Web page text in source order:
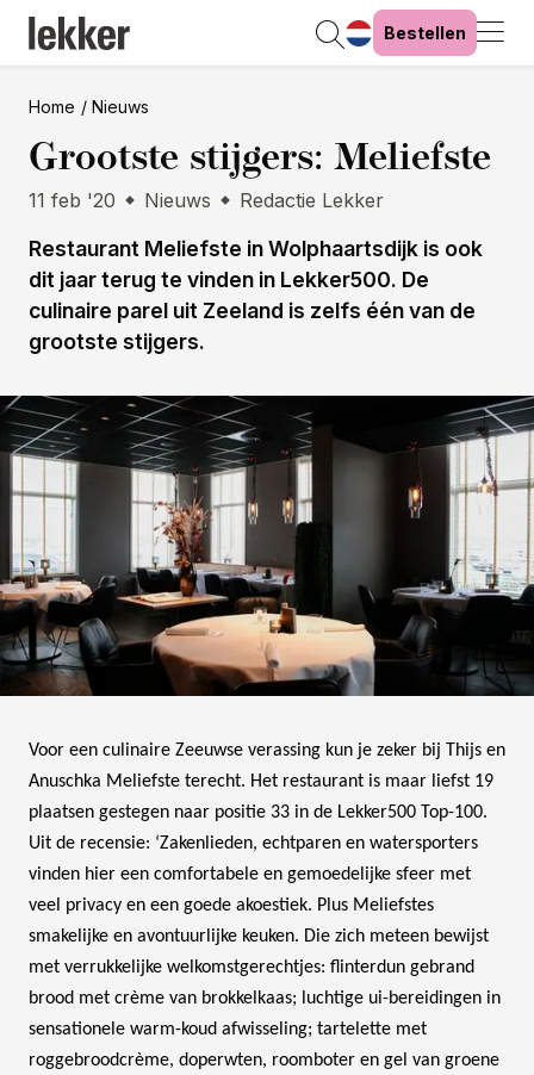
Bestellen
Home Nieuws
Grootste stijgers: Meliefste
11 feb '20 Nieuws Redactie Lekker
Restaurant Meliefste in Wolphaartsdijk is ook
dit jaar terug te vinden in Lekker500. De
culinaire parel uit Zeeland is zelfs één van de
grootste stijgers.
Voor een culinaire Zeeuwse verassing kun je zeker bij Thijs en
Anuschka Meliefste terecht. Het restaurant is maar liefst 19
plaatsen gestegen naar positie 33 in de Lekker500 Top-100.
Uit de recensie: ‘Zakenlieden, echtparen en watersporters
vinden hier een comfortabele en gemoedelijke sfeer met
veel privacy en een goede akoestiek. Plus Meliefstes
smakelijke en avontuurlijke keuken. Die zich meteen bewijst
met verrukkelijke welkomstgerechtjes: flinterdun gebrand
brood met crème van brokkelkaas; luchtige ui-bereidingen in
sensationele warm-koud afwisseling; tartelette met
roggebroodcrème, doperwten, roomboter en gel van groene